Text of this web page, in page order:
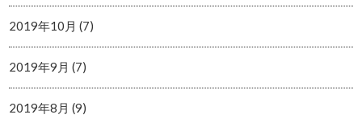
2019年10月 (7)
2019年9月 (7)
2019年8月 (9)